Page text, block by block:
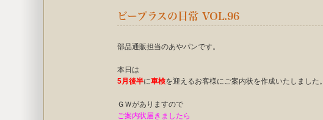
ビープラスの日常 VOL.96
部品通販担当のあやパンです。
本日は
5月後半に車検を迎えるお客様にご案内状を作成いたしました。
ＧＷがありますので
ご案内状届きましたら